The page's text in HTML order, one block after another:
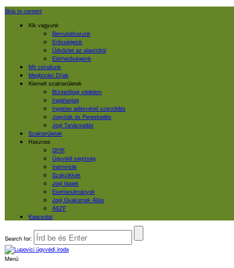
Skip to content
Kik vagyunk
Bemutatkozunk
Erősségeink
Üdvözlet az alapítótól
Elérhetőségeink
Mit csinálunk
Megbízási Díjak
Kiemelt szakterületek
Büntetőjogi védelem
Ingatlanjog
Ingatlan adásvételi szerződés
Jogviták és Pereskedés
Jogi Tanácsadás
Szakterületek
Hasznos
GYIK
Ügyvédi segítség
Iratminták
Szakcikkek
Jogi tippek
Esettanulmányok
Jogi Gyakornok Állás
ÁSZF
Kapcsolat
Search for:
Menü